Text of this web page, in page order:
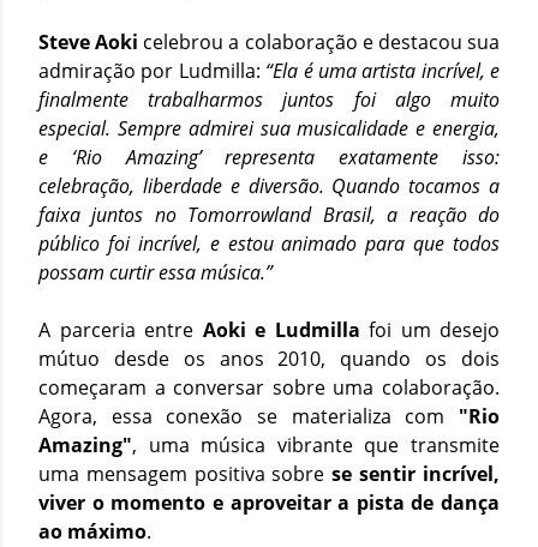
Steve Aoki celebrou a colaboração e destacou sua
admiração por Ludmilla: “Ela é uma artista incrível, e
finalmente trabalharmos juntos foi algo muito
especial. Sempre admirei sua musicalidade e energia,
e ‘Rio Amazing’ representa exatamente isso:
celebração, liberdade e diversão. Quando tocamos a
faixa juntos no Tomorrowland Brasil, a reação do
público foi incrível, e estou animado para que todos
possam curtir essa música.”
A parceria entre Aoki e Ludmilla foi um desejo
mútuo desde os anos 2010, quando os dois
começaram a conversar sobre uma colaboração.
Agora, essa conexão se materializa com "Rio
Amazing", uma música vibrante que transmite
uma mensagem positiva sobrese sentir incrível,
viver o momento e aproveitar a pista de dança
ao máximo.